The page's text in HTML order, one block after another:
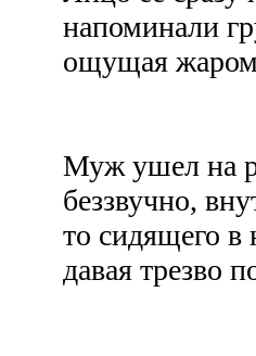
напоминали
ощущая жаром
Муж ушел на
беззвучно,
то сидящего в
давая трезво